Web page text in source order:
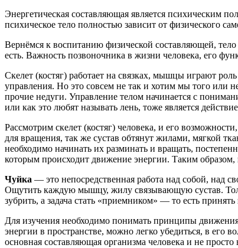
Энергетическая составляющая является психическим
психическое тело полностью зависит от физического
Вернёмся к воспитанию физической составляющей,
есть. Важность позвоночника в жизни человека, его
Скелет (костяг) работает на связках, мышцы играют
управления. Но это совсем не так и хотим мы того или
прочие недуги. Управление телом начинается с
или как это любят называть лень, тоже является
Рассмотрим скелет (костяг) человека, и его
для вращения, так же сустав обтянут жилами, мягкой
необходимо начинать их разминать и вращать,
которым происходит движение энергии. Таким образом,
Чуйка — это непосредственная работа над собой, над
Ощутить каждую мышцу, жилу связывающую сустав.
зубрить, а задача стать «приемником» — то есть принять
Для изучения необходимо понимать принципы
энергии в пространстве, можно легко убедиться, в его
основная составляющая организма человека и не